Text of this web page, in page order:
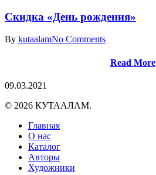
Скидка «День рождения»
By kutaalamNo Comments
Read More
09.03.2021
© 2026 КУТААЛАМ.
Close
Menu
Главная
О нас
Каталог
Авторы
Художники